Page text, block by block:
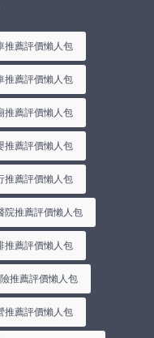
推薦評價懶人包
推薦評價懶人包
推薦評價懶人包
推薦評價懶人包
推薦評價懶人包
院推薦評價懶人包
推薦評價懶人包
推薦評價懶人包
推薦評價懶人包